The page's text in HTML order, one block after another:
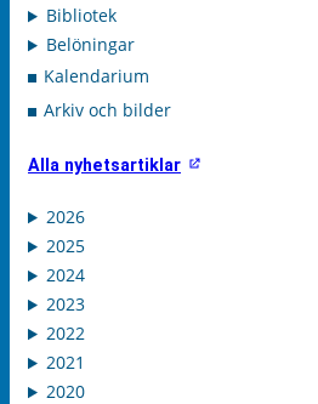
Bibliotek
Belöningar
Kalendarium
Arkiv och bilder
Alla nyhetsartiklar
2026
2025
2024
2023
2022
2021
2020